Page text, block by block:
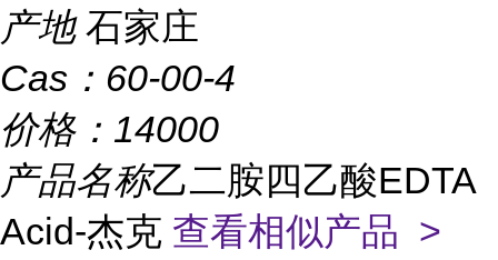
产地 石家庄
Cas： 60-00-4
价格： 14000
产品名称乙二胺四乙酸EDTA
Acid-杰克 查看相似产品 >